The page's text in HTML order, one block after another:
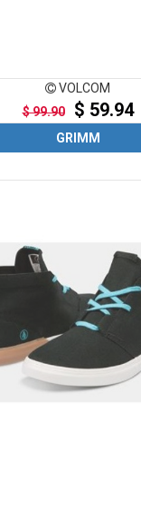
VOLCOM
$ 99.90$ 59.94
GRIMM